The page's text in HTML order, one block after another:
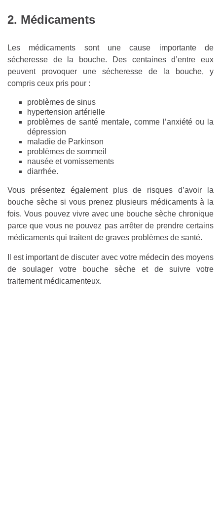
2. Médicaments
Les médicaments sont une cause importante de
sécheresse de la bouche. Des centaines d’entre eux
peuvent provoquer une sécheresse de la bouche, y
compris ceux pris pour :
problèmes de sinus
hypertension artérielle
problèmes de santé mentale, comme l’anxiété ou la
dépression
maladie de Parkinson
problèmes de sommeil
nausée et vomissements
diarrhée.
Vous présentez également plus de risques d’avoir la
bouche sèche si vous prenez plusieurs médicaments à la
fois. Vous pouvez vivre avec une bouche sèche chronique
parce que vous ne pouvez pas arrêter de prendre certains
médicaments qui traitent de graves problèmes de santé.
Il est important de discuter avec votre médecin des moyens
de soulager votre bouche sèche et de suivre votre
traitement médicamenteux.